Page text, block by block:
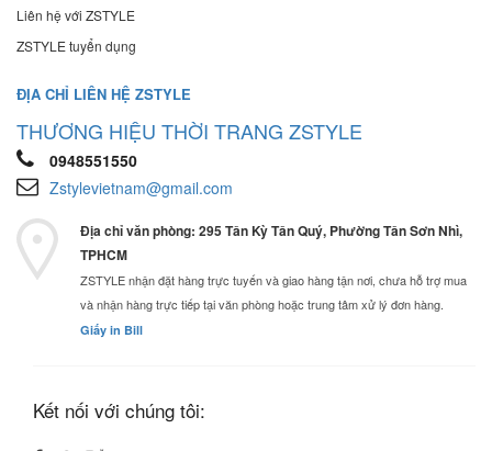
Liên hệ với ZSTYLE
ZSTYLE tuyển dụng
ĐỊA CHỈ LIÊN HỆ ZSTYLE
THƯƠNG HIỆU THỜI TRANG ZSTYLE
0948551550
Zstylevietnam@gmail.com
Địa chỉ văn phòng: 295 Tân Kỳ Tân Quý, Phường Tân Sơn Nhì,
TPHCM
ZSTYLE nhận đặt hàng trực tuyến và giao hàng tận nơi, chưa hỗ trợ mua
và nhận hàng trực tiếp tại văn phòng hoặc trung tâm xử lý đơn hàng.
Giấy in Bill
Kết nối với chúng tôi: